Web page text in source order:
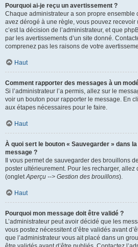
Pourquoi ai-je reçu un avertissement ?
Chaque administrateur a son propre ensemble
avez dérogé à une règle, vous pouvez recevoir
c’est la décision de l’administrateur, et que
par les avertissements d’un site donné.
comprenez pas les raisons de votre
Haut
Comment rapporter des messages à un
Si l’administrateur l’a permis, allez sur le
voir un bouton pour rapporter le message. En
aux étapes nécessaires pour le faire.
Haut
À quoi sert le bouton « Sauvegarder » dans
message ?
Il vous permet de sauvegarder des brouillons
poster ultérieurement. Pour les recharger, allez
(ongletAperçu --> Gestion des brouillons).
Haut
Pourquoi mon message doit être validé ?
L’administrateur peut avoir décidé que les
vous postez nécessitent d’être validés avant
que l’administrateur vous ait placé dans un